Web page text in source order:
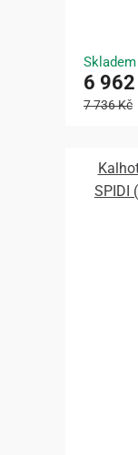
Skladem
6
7 736 Kč
SPIDI